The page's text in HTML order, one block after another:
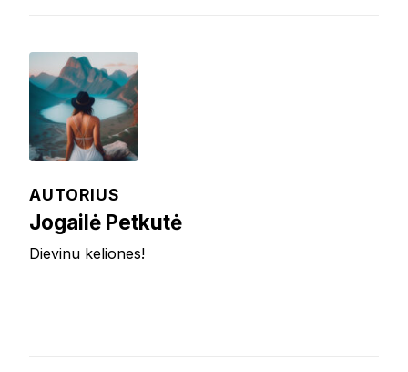
AUTORIUS
Jogailė Petkutė
Dievinu keliones!